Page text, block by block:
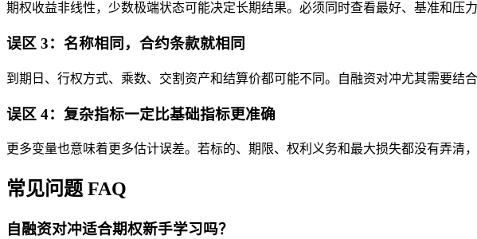
期权收益非线性，少数极端状态可能决定长期结果。必须同时查看最好、基准和压
误区 3：名称相同，合约条款就相同
到期日、行权方式、乘数、交割资产和结算价都可能不同。自融资对冲尤其需要结
误区 4：复杂指标一定比基础指标更准确
更多变量也意味着更多估计误差。若标的、期限、权利义务和最大损失都没有弄清
常见问题 FAQ
自融资对冲适合期权新手学习吗？